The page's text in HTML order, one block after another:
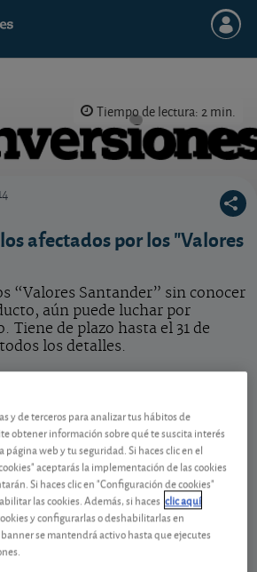
Tiempo de lectura: 2 min.
afectados por los "Valores
“Valores Santander” sin conocer
aún puede luchar por
Tiene de plazo hasta el 31 de
los detalles.
LOS DERECHOS DE LOS
A LA VÍA JUDICIAL
ayudará a afectados por los
a recuperar su dinero. Por ello
y de terceros para analizar tus hábitos de
obtener información sobre qué te suscita interés
web y tu seguridad. Si haces clic en el
aceptarás la implementación de las cookies
Si haces clic en "Configuración de cookies"
las cookies. Además, si haces clic aquí
y configurarlas o deshabilitarlas en
se mantendrá activo hasta que ejecutes